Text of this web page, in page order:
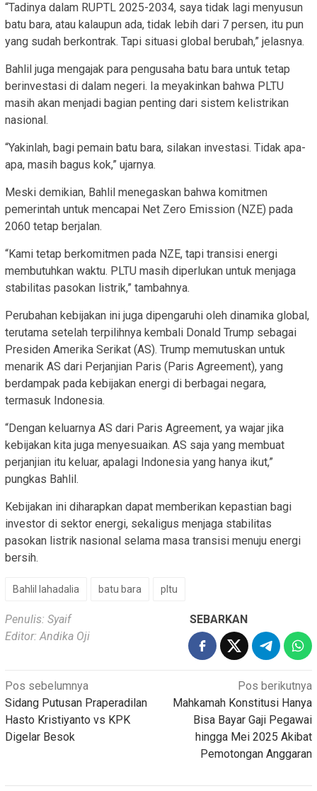
“Tadinya dalam RUPTL 2025-2034, saya tidak lagi menyusun
batu bara, atau kalaupun ada, tidak lebih dari 7 persen, itu pun
yang sudah berkontrak. Tapi situasi global berubah,” jelasnya.
Bahlil juga mengajak para pengusaha batu bara untuk tetap
berinvestasi di dalam negeri. Ia meyakinkan bahwa PLTU
masih akan menjadi bagian penting dari sistem kelistrikan
nasional.
“Yakinlah, bagi pemain batu bara, silakan investasi. Tidak apa-
apa, masih bagus kok,” ujarnya.
Meski demikian, Bahlil menegaskan bahwa komitmen
pemerintah untuk mencapai Net Zero Emission (NZE) pada
2060 tetap berjalan.
“Kami tetap berkomitmen pada NZE, tapi transisi energi
membutuhkan waktu. PLTU masih diperlukan untuk menjaga
stabilitas pasokan listrik,” tambahnya.
Perubahan kebijakan ini juga dipengaruhi oleh dinamika global,
terutama setelah terpilihnya kembali Donald Trump sebagai
Presiden Amerika Serikat (AS). Trump memutuskan untuk
menarik AS dari Perjanjian Paris (Paris Agreement), yang
berdampak pada kebijakan energi di berbagai negara,
termasuk Indonesia.
“Dengan keluarnya AS dari Paris Agreement, ya wajar jika
kebijakan kita juga menyesuaikan. AS saja yang membuat
perjanjian itu keluar, apalagi Indonesia yang hanya ikut,”
pungkas Bahlil.
Kebijakan ini diharapkan dapat memberikan kepastian bagi
investor di sektor energi, sekaligus menjaga stabilitas
pasokan listrik nasional selama masa transisi menuju energi
bersih.
Bahlil lahadalia batu bara pltu
Penulis: Syaif
Editor: Andika Oji
SEBARKAN
Navigasi
pos
Pos sebelumnya
Sidang Putusan Praperadilan
Hasto Kristiyanto vs KPK
Digelar Besok
Pos berikutnya
Mahkamah Konstitusi Hanya
Bisa Bayar Gaji Pegawai
hingga Mei 2025 Akibat
Pemotongan Anggaran